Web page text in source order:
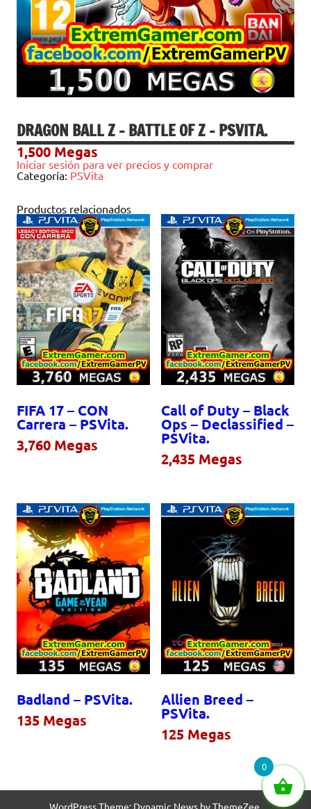
DRAGON BALL Z – BATTLE OF Z – PSVITA.
1,500 Megas
Iniciar sesión para ver precios y comprar
Categoría: PSVita
Productos relacionados
FIFA 17 – CON
Carrera – PSVita.
3,760 Megas
Call of Duty – Black
Ops – Declassified –
PSVita.
2,435 Megas
Badland – PSVita.
135 Megas
Allien Breed –
PSVita.
125 Megas
WordPress Theme: Dynamic News by ThemeZee.
0